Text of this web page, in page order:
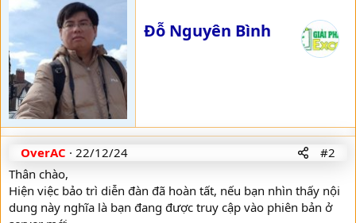
:
Đỗ Nguyên Bình
OverAC 22/12/24
#2
Thân chào,
Hiện việc bảo trì diễn đàn đã hoàn tất, nếu bạn nhìn thấy nội
dung này nghĩa là bạn đang được truy cập vào phiên bản ở